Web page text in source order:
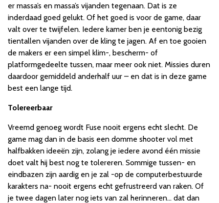
er massa’s en massa’s vijanden tegenaan. Dat is ze
inderdaad goed gelukt. Of het goed is voor de game, daar
valt over te twijfelen. Iedere kamer ben je eentonig bezig
tientallen vijanden over de kling te jagen. Af en toe gooien
de makers er een simpel klim-, bescherm- of
platformgedeelte tussen, maar meer ook niet. Missies duren
daardoor gemiddeld anderhalf uur – en dat is in deze game
best een lange tijd.
Tolereerbaar
Vreemd genoeg wordt Fuse nooit ergens echt slecht. De
game mag dan in de basis een domme shooter vol met
halfbakken ideeën zijn, zolang je iedere avond één missie
doet valt hij best nog te tolereren. Sommige tussen- en
eindbazen zijn aardig en je zal -op de computerbestuurde
karakters na- nooit ergens echt gefrustreerd van raken. Of
je twee dagen later nog iets van zal herinneren… dat dan